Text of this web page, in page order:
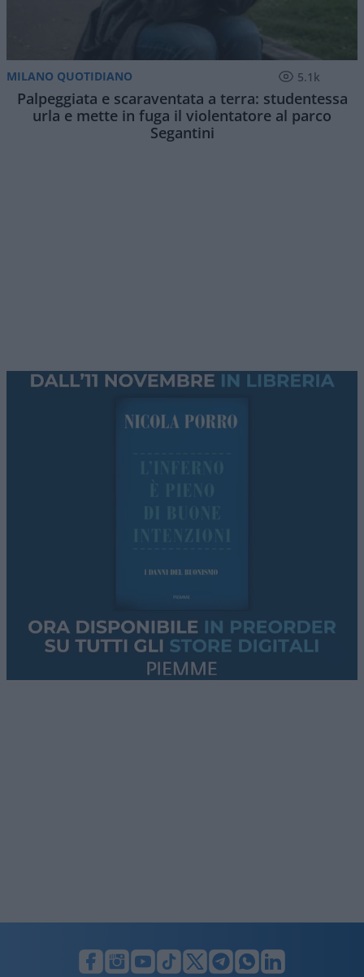
MILANO QUOTIDIANO 5.1k
Palpeggiata e scaraventata a terra: studentessa
urla e mette in fuga il violentatore al parco
Segantini